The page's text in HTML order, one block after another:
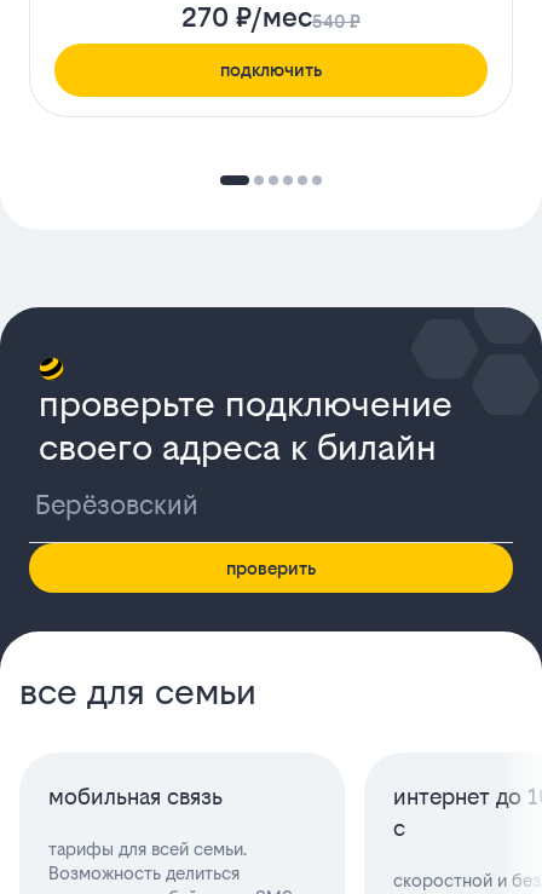
270 ₽/мес540 ₽
подключить
проверьте подключение
своего адреса к билайн
проверить
все для семьи
мобильная связь
тарифы для всей семьи.
Возможность делиться
интернет до
с
скоростной и